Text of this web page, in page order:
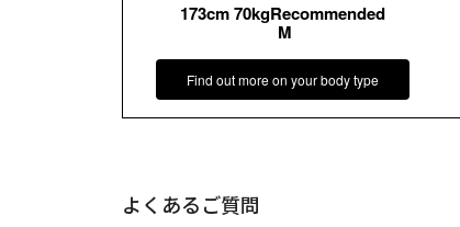
よくあるご質問
173cm 70kgRecommended
M
Find out more on your body type